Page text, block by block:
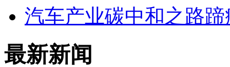
汽车产业碳中和之路
最新新闻